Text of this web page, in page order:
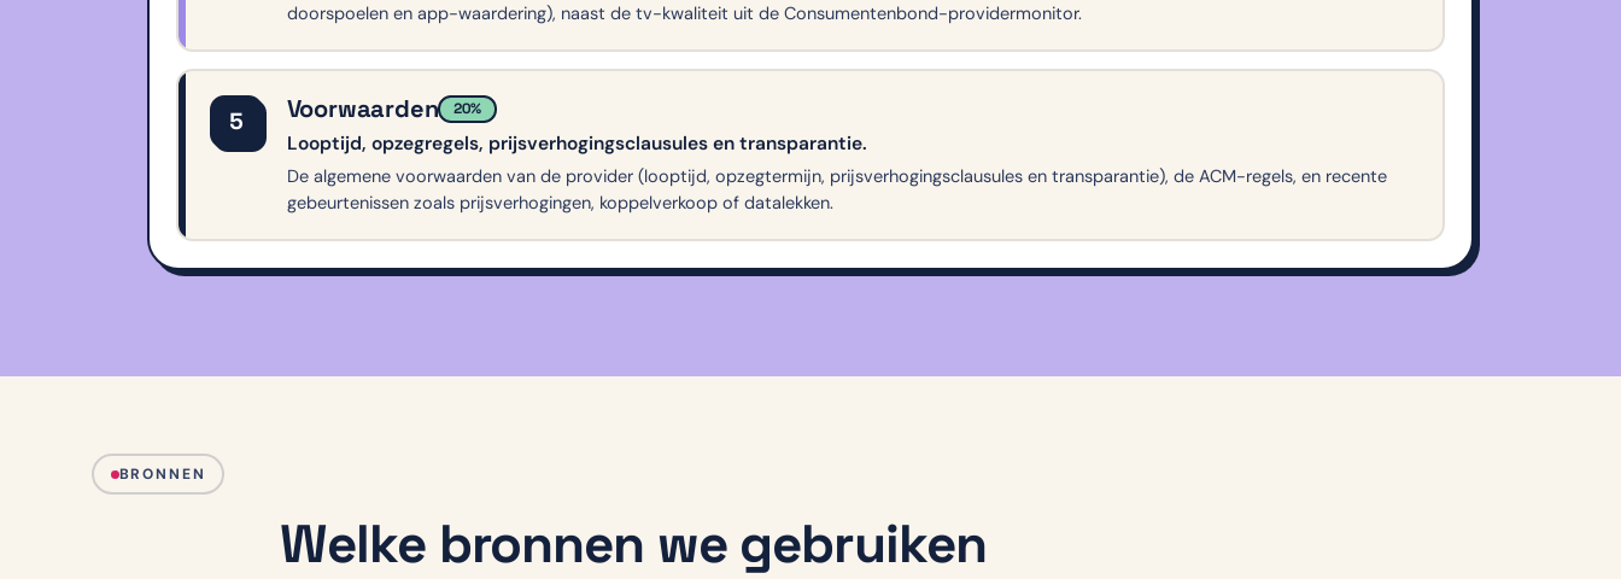
doorspoelen en app-waardering), naast de tv-kwaliteit uit de Consumentenbond-providermonitor.
5 Voorwaarden 20%
Looptijd, opzegregels, prijsverhogingsclausules en transparantie.
De algemene voorwaarden van de provider (looptijd, opzegtermijn, prijsverhogingsclausules en transparantie), de ACM-regels, en recente
gebeurtenissen zoals prijsverhogingen, koppelverkoop of datalekken.
BRONNEN
Welke bronnen we gebruiken